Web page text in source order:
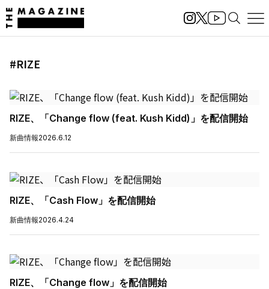
#RIZE
RIZE、「Change flow (feat. Kush Kidd)」を配信開始
新曲情報2026.6.12
RIZE、「Cash Flow」を配信開始
新曲情報2026.4.24
RIZE、「Change flow」を配信開始